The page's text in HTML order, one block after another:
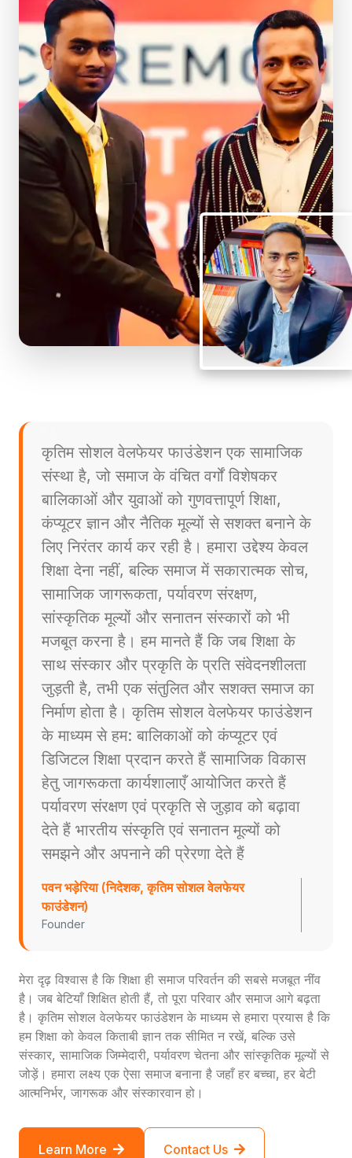
कृतिम सोशल वेलफेयर फाउंडेशन एक सामाजिक
संस्था है, जो समाज के वंचित वर्गों विशेषकर
बालिकाओं और युवाओं को गुणवत्तापूर्ण शिक्षा,
कंप्यूटर ज्ञान और नैतिक मूल्यों से सशक्त बनाने के
लिए निरंतर कार्य कर रही है। हमारा उद्देश्य केवल
शिक्षा देना नहीं, बल्कि समाज में सकारात्मक सोच,
सामाजिक जागरूकता, पर्यावरण संरक्षण,
सांस्कृतिक मूल्यों और सनातन संस्कारों को भी
मजबूत करना है। हम मानते हैं कि जब शिक्षा के
साथ संस्कार और प्रकृति के प्रति संवेदनशीलता
जुड़ती है, तभी एक संतुलित और सशक्त समाज का
निर्माण होता है। कृतिम सोशल वेलफेयर फाउंडेशन
के माध्यम से हम: बालिकाओं को कंप्यूटर एवं
डिजिटल शिक्षा प्रदान करते हैं सामाजिक विकास
हेतु जागरूकता कार्यशालाएँ आयोजित करते हैं
पर्यावरण संरक्षण एवं प्रकृति से जुड़ाव को बढ़ावा
देते हैं भारतीय संस्कृति एवं सनातन मूल्यों को
समझने और अपनाने की प्रेरणा देते हैं
पवन भड़ेरिया (निदेशक, कृतिम सोशल वेलफेयर
फाउंडेशन)
Founder
मेरा दृढ़ विश्वास है कि शिक्षा ही समाज परिवर्तन की सबसे मजबूत नींव
है। जब बेटियाँ शिक्षित होती हैं, तो पूरा परिवार और समाज आगे बढ़ता
है। कृतिम सोशल वेलफेयर फाउंडेशन के माध्यम से हमारा प्रयास है कि
हम शिक्षा को केवल किताबी ज्ञान तक सीमित न रखें, बल्कि उसे
संस्कार, सामाजिक जिम्मेदारी, पर्यावरण चेतना और सांस्कृतिक मूल्यों से
जोड़ें। हमारा लक्ष्य एक ऐसा समाज बनाना है जहाँ हर बच्चा, हर बेटी
आत्मनिर्भर, जागरूक और संस्कारवान हो।
Learn More Contact Us